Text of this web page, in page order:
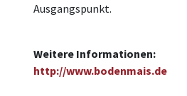
Ausgangspunkt.
Weitere Informationen:
http://www.bodenmais.de